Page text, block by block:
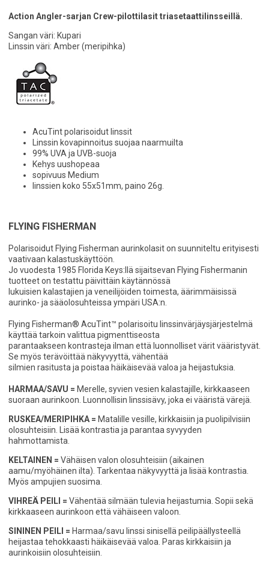
Action Angler-sarjan Crew-pilottilasit triasetaattilinsseillä.
Sangan väri: Kupari
Linssin väri: Amber (meripihka)
AcuTint polarisoidut linssit
Linssin kovapinnoitus suojaa naarmuilta
99% UVA ja UVB-suoja
Kehys uushopeaa
sopivuus Medium
linssien koko 55x51mm, paino 26g.
FLYING FISHERMAN
Polarisoidut Flying Fisherman aurinkolasit on suunniteltu erityisesti
vaativaan kalastuskäyttöön.
Jo vuodesta 1985 Florida Keys:llä sijaitsevan Flying Fishermanin
tuotteet on testattu päivittäin käytännössä
lukuisien kalastajien ja veneilijöiden toimesta, äärimmäisissä
aurinko- ja sääolosuhteissa ympäri USA:n.
Flying Fisherman® AcuTint™ polarisoitu linssinvärjäysjärjestelmä
käyttää tarkoin valittua pigmenttiseosta
parantaakseen kontrasteja ilman että luonnolliset värit vääristyvät.
Se myös terävöittää näkyvyyttä, vähentää
silmien rasitusta ja poistaa häikäisevää valoa ja heijastuksia.
HARMAA/SAVU = Merelle, syvien vesien kalastajille, kirkkaaseen
suoraan aurinkoon. Luonnollisin linssisävy, joka ei vääristä värejä.
RUSKEA/MERIPIHKA = Matalille vesille, kirkkaisiin ja puolipilvisiin
olosuhteisiin. Lisää kontrastia ja parantaa syvyyden
hahmottamista.
KELTAINEN = Vähäisen valon olosuhteisiin (aikainen
aamu/myöhäinen ilta). Tarkentaa näkyvyyttä ja lisää kontrastia.
Myös ampujien suosima.
VIHREÄ PEILI = Vähentää silmään tulevia heijastumia. Sopii sekä
kirkkaaseen aurinkoon että vähäiseen valoon.
SININEN PEILI = Harmaa/savu linssi sinisellä peilipäällysteellä
heijastaa tehokkaasti häikäisevää valoa. Paras kirkkaisiin ja
aurinkoisiin olosuhteisiin.